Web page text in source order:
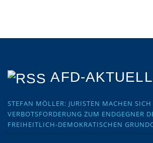
AFD-AKTUELL
STEFAN MÖLLER: JURISTEN MACHEN
VERBOTSFORDERUNG ZUM ENDGEGNER
FREIHEITLICH-DEMOKRATISCHEN